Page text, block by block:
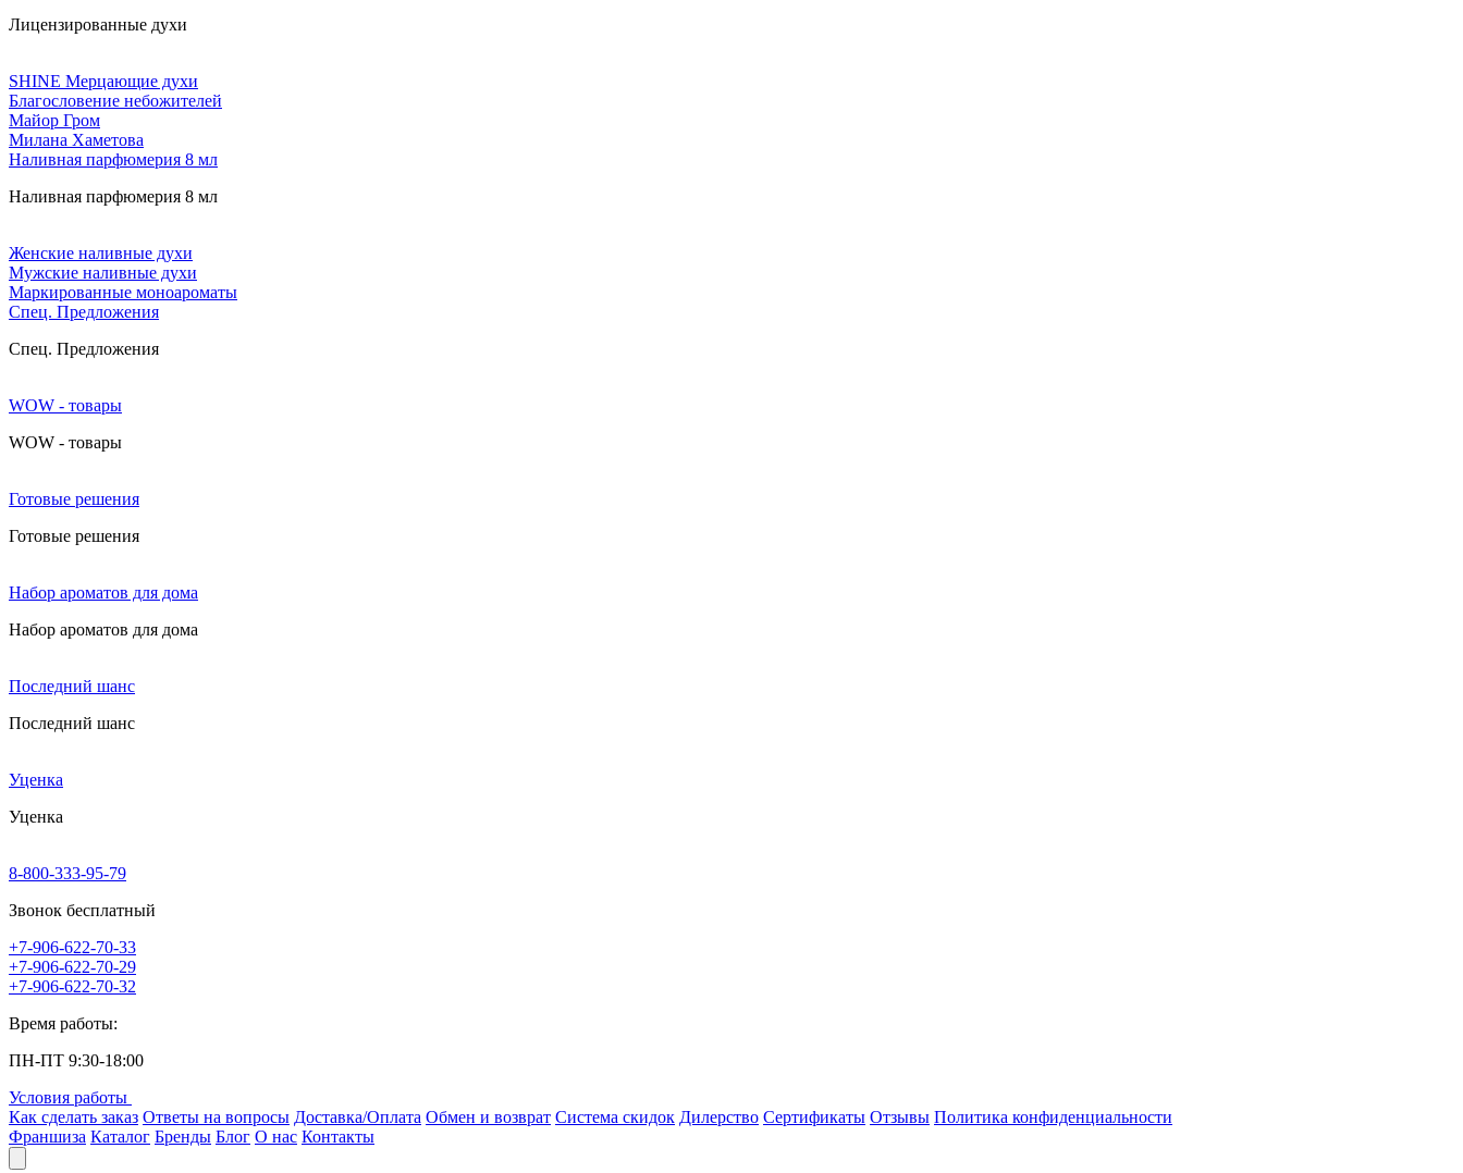
Лицензированные духи
SHINE Мерцающие духи
Благословение небожителей
Майор Гром
Милана Хаметова
Наливная парфюмерия 8 мл
Наливная парфюмерия 8 мл
Женские наливные духи
Мужские наливные духи
Маркированные моноароматы
Cпец. Предложения
Cпец. Предложения
WOW - товары
WOW - товары
Готовые решения
Готовые решения
Набор ароматов для дома
Набор ароматов для дома
Последний шанс
Последний шанс
Уценка
Уценка
8-800-333-95-79
Звонок бесплатный
+7-906-622-70-33
+7-906-622-70-29
+7-906-622-70-32
Время работы:
ПН-ПТ 9:30-18:00
Условия работы
Как сделать заказ Ответы на вопросы Доставка/Оплата Обмен и возврат Система скидок Дилерство Сертификаты Отзывы Политика конфиденциальности
Франшиза Каталог Бренды Блог О нас Контакты